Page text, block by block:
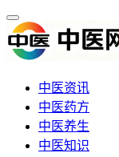
中医资讯
中医药方
中医养生
中医知识